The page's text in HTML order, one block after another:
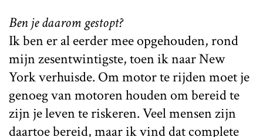
Ben je daarom gestopt?
Ik ben er al eerder mee opgehouden, rond
mijn zesentwintigste, toen ik naar New
York verhuisde. Om motor te rijden moet je
genoeg van motoren houden om bereid te
zijn je leven te riskeren. Veel mensen zijn
daartoe bereid, maar ik vind dat complete